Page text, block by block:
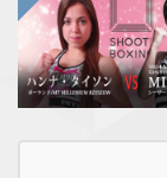
ンティーノと今度はSBル
それとも...！？ 激
項） ※個人で楽
載、転送、送信
を取ります。 ※